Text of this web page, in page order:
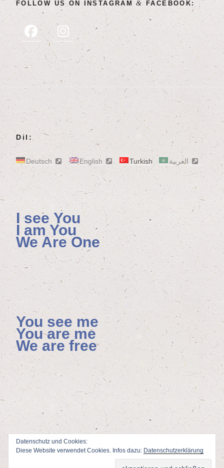
FOL­LOW US ON INSTA­GRAM& FACEBOOK:
Dil:
Deutsch English Turkish العربية
I see You
I am You
We Are One
You see me
You are me
We are free
ViSdP: Florian Hoenisch, Mainzer Allee 4, 65232 Taunusstein
Datenschutz und Cookies:
Diese Website verwendet Cookies. Infos dazu: Datenschutzerklärung